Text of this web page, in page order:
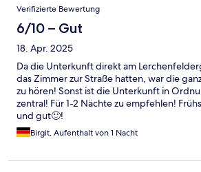
Verifizierte Bewertung
6/10 – Gut
18. Apr. 2025
Da die Unterkunft direkt am
das Zimmer zur Straße hatten, war die
zu hören! Sonst ist die Unterkunft in
zentral! Für 1-2 Nächte zu empfehlen!
und gut🙂!
Birgit, Aufenthalt von 1 Nacht